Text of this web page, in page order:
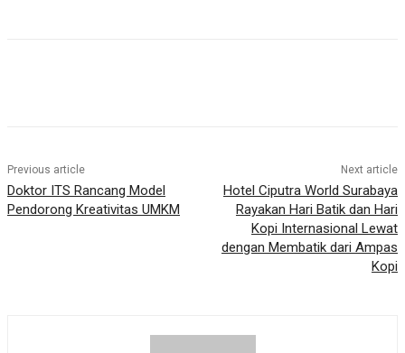
Previous article
Doktor ITS Rancang Model
Pendorong Kreativitas UMKM
Next article
Hotel Ciputra World Surabaya
Rayakan Hari Batik dan Hari
Kopi Internasional Lewat
dengan Membatik dari Ampas
Kopi